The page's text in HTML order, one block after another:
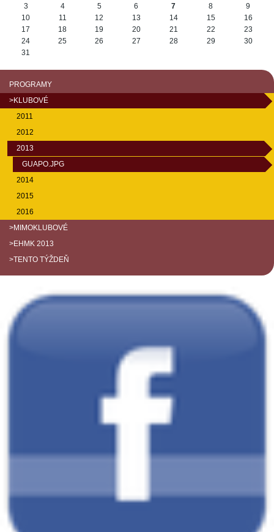
3
4 5 6 7 8
9
10
11 12 13 14 15
16
17
18 19 20 21 22
23
24
25 26 27 28 29
30
31
PROGRAMY
>KLUBOVÉ
2011
2012
2013
GUAPO.JPG
2014
2015
2016
>MIMOKLUBOVÉ
>EHMK 2013
>TENTO TÝŽDEŇ